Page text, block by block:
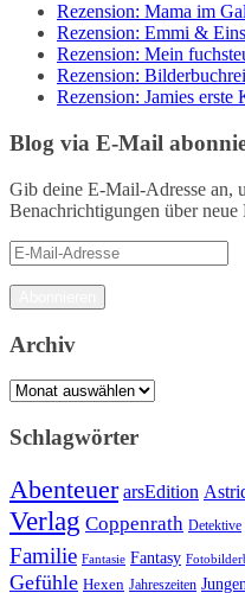
Rezension: Mama im
Rezension: Emmi &
Rezension: Mein
Rezension:
Rezension: Jamies
Blog via E-Mail
Gib deine E-Mail-Adresse an,
Benachrichtigungen über
E-
Mail-
Adresse
Archiv
Archiv
Schlagwörter
Abenteuer arsEdition
Verlag Coppenrath Detektive
Familie Fantasie Fantasy
Gefühle Hexen Jahreszeiten Jungen